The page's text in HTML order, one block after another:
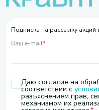
Подписка на рассылку акций
Ваш e-mail*
Даю согласие на
соответствии с
разъяснением прав,
механизмом их